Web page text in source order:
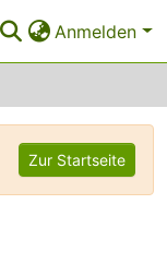
Anmelden
Zur Startseite